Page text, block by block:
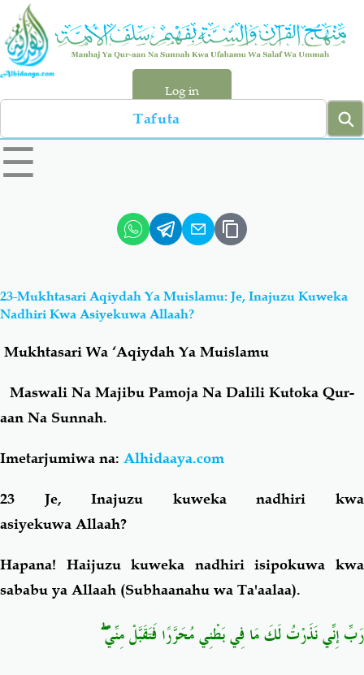
Skip
main
content
Log in
Search
left
sidebar
☰
Hadiyth
Aqiydah Manhaj
Shirki & Kufru Bid-'ah (Uzushi)
Salaf Wa Ummah
Fiqh-Ibaadah Duaa-Adhkaar
Fataawa Za Ulamaa Kauli Za Salaf
Familia-Jamii Maswali-Majibu
Chemsha Bongo Vitabu
23-Mukhtasari Aqiydah Ya Muislamu: Je, Inajuzu Kuweka
Nadhiri Kwa Asiyekuwa Allaah?
Mukhtasari Wa ‘Aqiydah Ya Muislamu
Maswali Na Majibu Pamoja Na Dalili Kutoka Qur-
aan Na Sunnah.
Imetarjumiwa na: Alhidaaya.com
23 Je, Inajuzu kuweka nadhiri kwa
asiyekuwa Allaah?
Hapana! Haijuzu kuweka nadhiri isipokuwa kwa
sababu ya Allaah (Subhaanahu wa Ta'aalaa).
رَبِّ إِنِّي نَذَرْتُ لَكَ مَا فِي بَطْنِي مُحَرَّرًا فَتَقَبَّلْ مِنِّي ۖ